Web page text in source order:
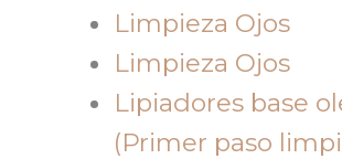
Limpieza Ojos
Limpieza Ojos
Lipiadores base
(Primer paso